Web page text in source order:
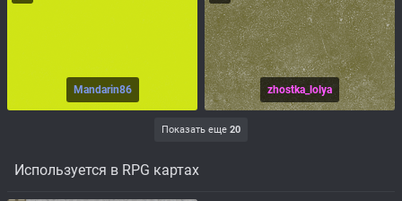
Mandarin86 zhostka_lolya
Показать еще 20
Используется в RPG картах